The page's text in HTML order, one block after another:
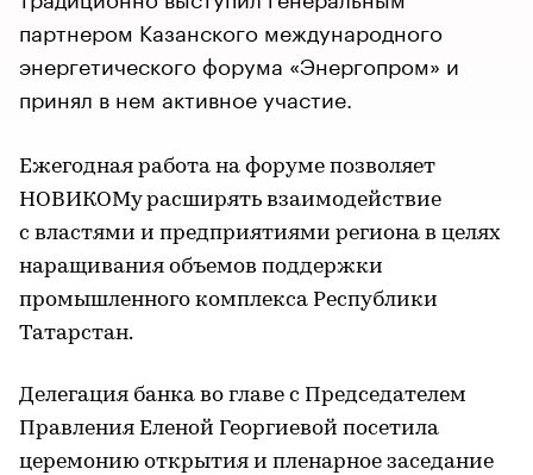
партнером Казанского международного
энергетического форума «Энергопром» и
принял в нем активное участие.
Ежегодная работа на форуме позволяет
НОВИКОМу расширять взаимодействие
с властями и предприятиями региона в целях
наращивания объемов поддержки
промышленного комплекса Республики
Татарстан.
Делегация банка во главе с Председателем
Правления Еленой Георгиевой посетила
церемонию открытия и пленарное заседание